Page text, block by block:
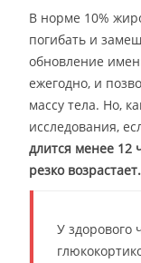
В норме 10%
погибать и
обновление
ежегодно, и
массу тела. Но,
исследования,
длится менее 12
резко возрастает.
У здорового